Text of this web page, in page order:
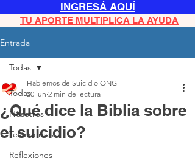
INGRESÁ AQUÍ
TU APORTE MULTIPLICA LA AYUDA
Entrada
Todas
Nosotros
Testimonios
Reflexiones
Todas
¿Qué dice la Biblia sobre
el suicidio?
Hablemos de Suicidio ONG
20 jun 2 min de lectura